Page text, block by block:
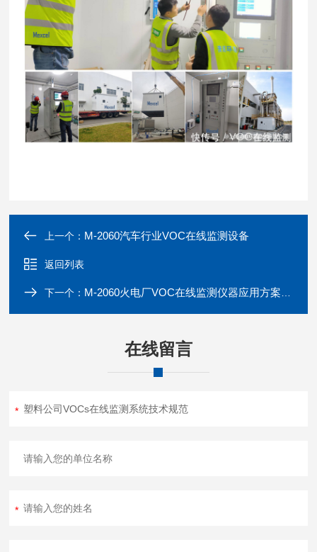
上一个： M-2060汽车行业VOC在线监测设备
返回列表
下一个： M-2060火电厂VOC在线监测仪器应用方案 VOC检测仪|TVOC检测仪
在线留言